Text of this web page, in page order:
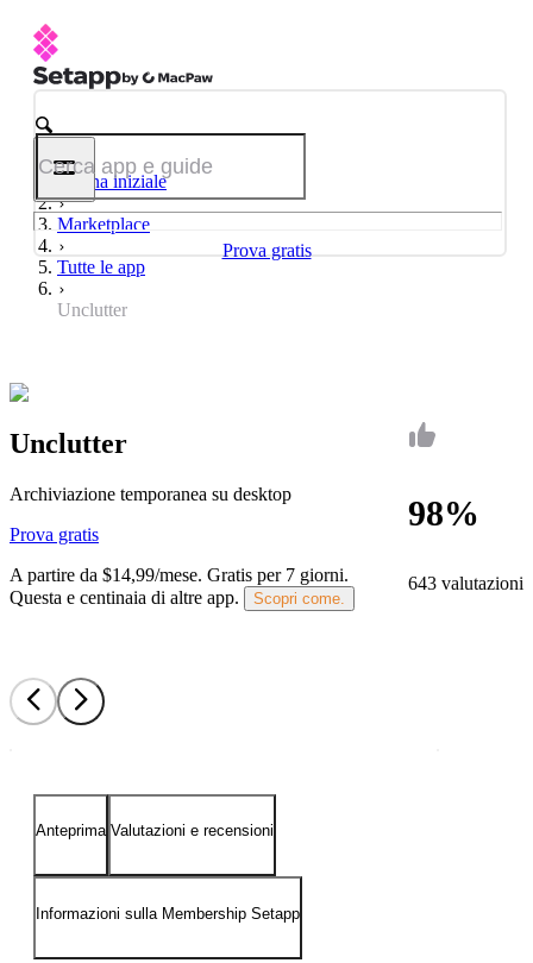
Prova gratis
Pagina iniziale
Marketplace
Tutte le app
Unclutter
98%
643 valutazioni
Unclutter
Archiviazione temporanea su desktop
Prova gratis
A partire da $14,99/mese. Gratis per 7 giorni.
Questa e centinaia di altre app.
Scopri come.
Anteprima Valutazioni e recensioni
Informazioni sulla Membership Setapp